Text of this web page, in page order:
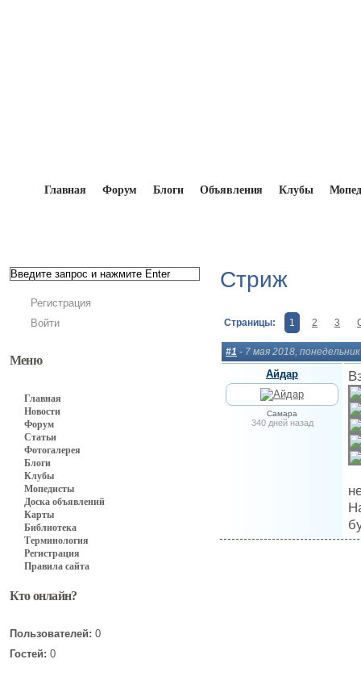
Главная Форум Блоги Объявления Клубы
Регистрация
Войти
Меню
Главная
Новости
Форум
Статьи
Фотогалерея
Блоги
Клубы
Мопедисты
Доска объявлений
Карты
Библиотека
Терминология
Регистрация
Правила сайта
Кто онлайн?
Пользователей: 0
Гостей: 0
Стриж
Страницы: 1 2 3
#1 - 7 мая 2018, понедельник
Айдар
Самара
340 дней назад